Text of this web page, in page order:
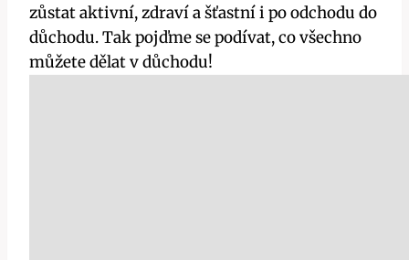
zůstat aktivní, zdraví a šťastní i po odchodu do
důchodu. Tak pojďme se podívat, co všechno
můžete dělat v důchodu!